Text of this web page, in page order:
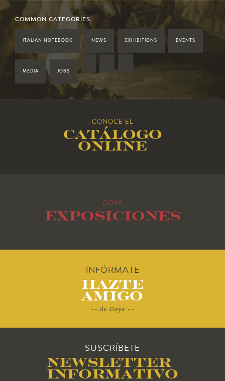
2021
2019
2018
COMMON.CATEGORIES
ITALIAN NOTEBOOK NEWS EXHIBITIONS EVENTS
MEDIA JOBS
CONOCE EL
Catálogo
online
GOYA
Exposiciones
INFÓRMATE
Hazte
Amigo
-- de Goya --
SUSCRÍBETE
Newsletter
Informativo